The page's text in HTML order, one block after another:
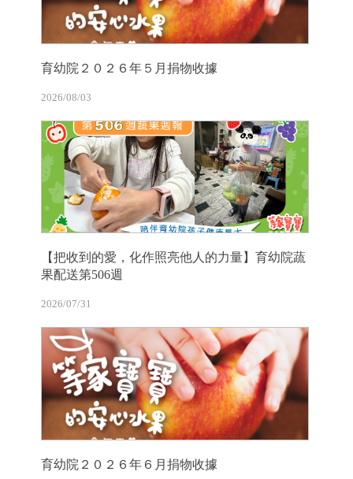
育幼院２０２６年５月捐物收據
2026/08/03
【把收到的愛，化作照亮他人的力量】育幼院蔬
果配送第506週
2026/07/31
育幼院２０２６年６月捐物收據